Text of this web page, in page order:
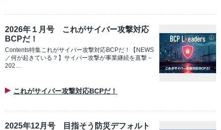
2026年１月号 これがサイバー攻撃対応
BCPだ！
Contents特集これがサイバー攻撃対応BCPだ！【NEWS
／何が起きている？】サイバー攻撃が事業継続を直撃－
202…
これがサイバー攻撃対応BCPだ！
2025年12月号 目指そう防災デフォルト